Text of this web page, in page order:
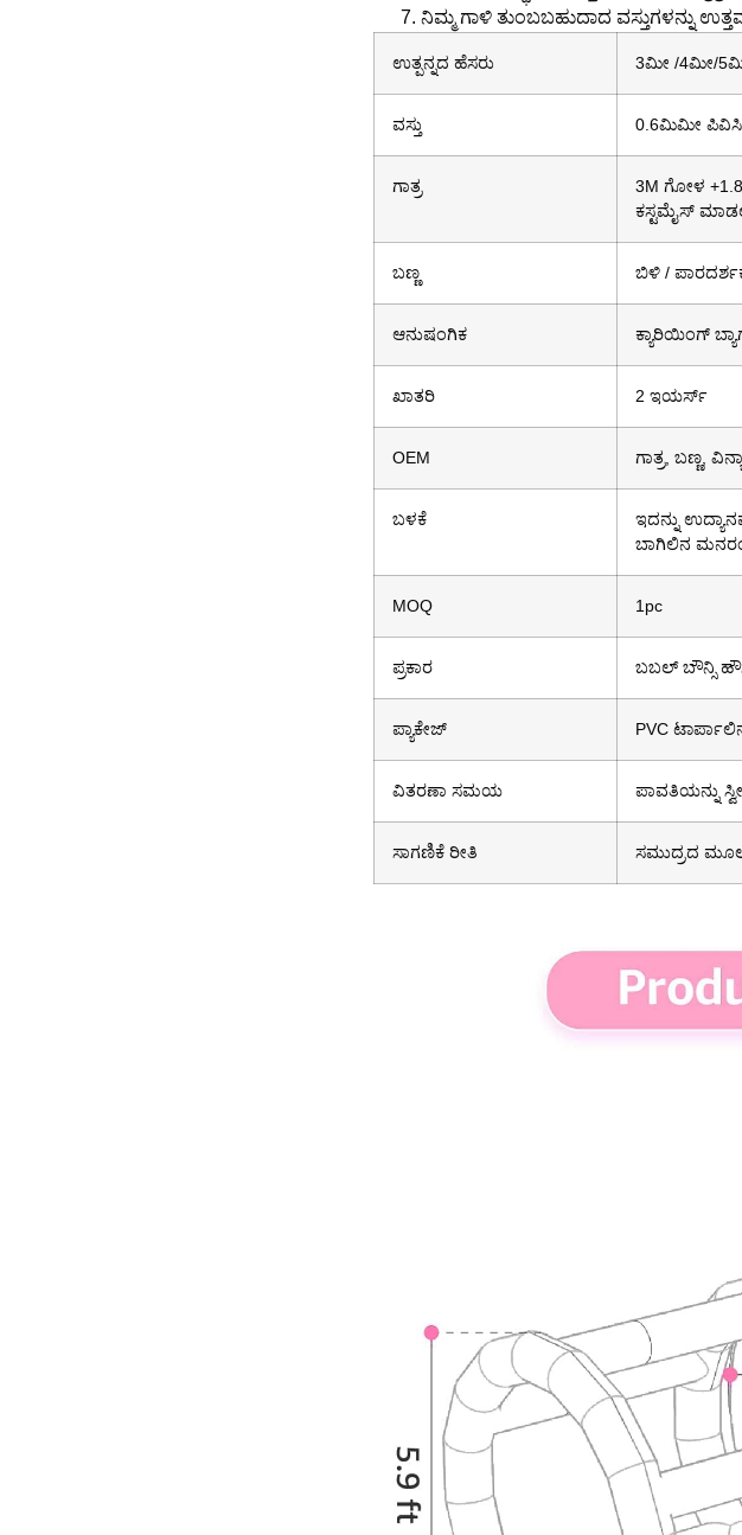
ನಿಮ್ಮ ಗಾಳಿ ತುಂಬಬಹುದಾದ ವಸ್ತುಗಳನ್ನು
ಉತ್ಪನ್ನದ ಹೆಸರು 3ಮೀ /4ಮೀ/
ವಸ್ತು 0.6ಮಿಮೀ ಪಿವಿಸಿ
ಗಾತ್ರ
3M ಗೋಳ
ಕಸ್ಟಮೈಸ್
ಬಣ್ಣ ಬಿಳಿ /
ಆನುಷಂಗಿಕ ಕ್ಯಾರಿಯಿಂಗ್
ಖಾತರಿ 2 ಇಯರ್ಸ್
OEM ಗಾತ್ರ, ಬಣ್ಣ,
ಬಳಕೆ
ಇದನ್ನು
ಬಾಗಿಲಿನ
MOQ 1pc
ಪ್ರಕಾರ ಬಬಲ್ ಬೌನ್ಸಿ
ಪ್ಯಾಕೇಜ್ PVC
ವಿತರಣಾ ಸಮಯ ಪಾವತಿಯನ್ನು
ಸಾಗಣಿಕೆ ರೀತಿ ಸಮುದ್ರದ